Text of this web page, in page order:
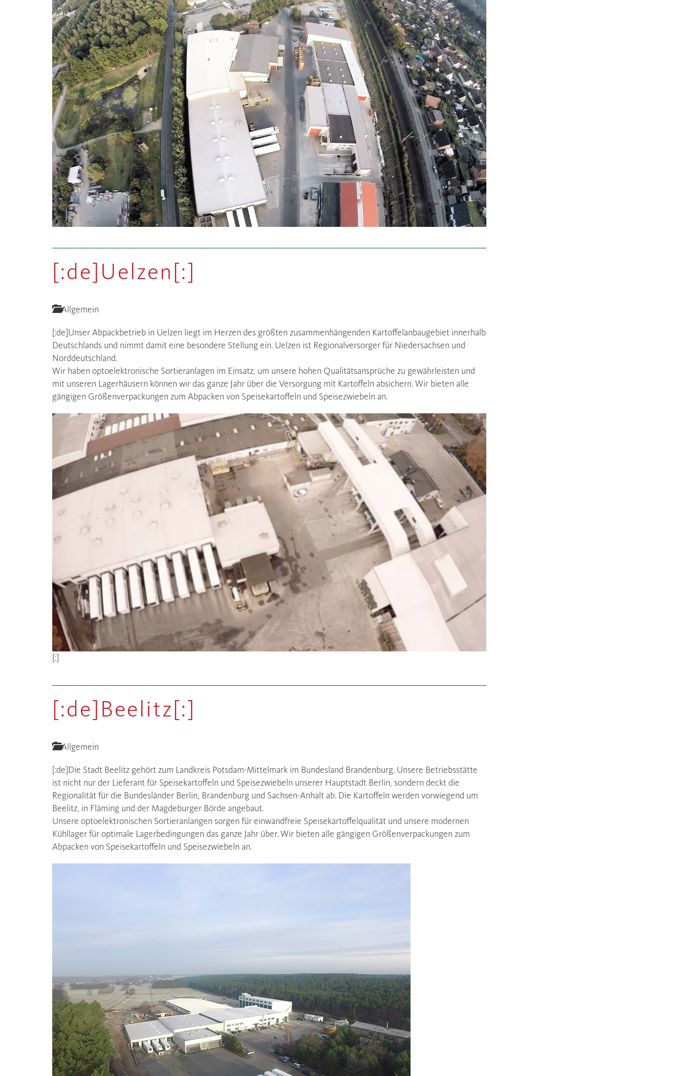
[:de]Uelzen[:]
Allgemein
[:de]Unser Abpackbetrieb in Uelzen liegt im Herzen des größten zusammenhängenden Kartoffelanbaugebiet innerhalb
Deutschlands und nimmt damit eine besondere Stellung ein. Uelzen ist Regionalversorger für Niedersachsen und
Norddeutschland.
Wir haben optoelektronische Sortieranlagen im Einsatz, um unsere hohen Qualitätsansprüche zu gewährleisten und
mit unseren Lagerhäusern können wir das ganze Jahr über die Versorgung mit Kartoffeln absichern. Wir bieten alle
gängigen Größenverpackungen zum Abpacken von Speisekartoffeln und Speisezwiebeln an.
[:]
[:de]Beelitz[:]
Allgemein
[:de]Die Stadt Beelitz gehört zum Landkreis Potsdam-Mittelmark im Bundesland Brandenburg. Unsere Betriebsstätte
ist nicht nur der Lieferant für Speisekartoffeln und Speisezwiebeln unserer Hauptstadt Berlin, sondern deckt die
Regionalität für die Bundesländer Berlin, Brandenburg und Sachsen-Anhalt ab. Die Kartoffeln werden vorwiegend um
Beelitz, in Fläming und der Magdeburger Börde angebaut.
Unsere optoelektronischen Sortieranlangen sorgen für einwandfreie Speisekartoffelqualität und unsere modernen
Kühllager für optimale Lagerbedingungen das ganze Jahr über. Wir bieten alle gängigen Größenverpackungen zum
Abpacken von Speisekartoffeln und Speisezwiebeln an.